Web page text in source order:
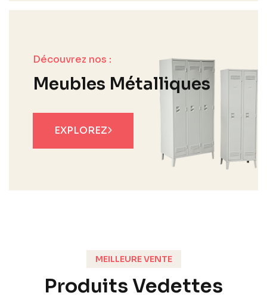
Découvrez nos :
Meubles Métalliques
EXPLOREZ
MEILLEURE VENTE
Produits Vedettes